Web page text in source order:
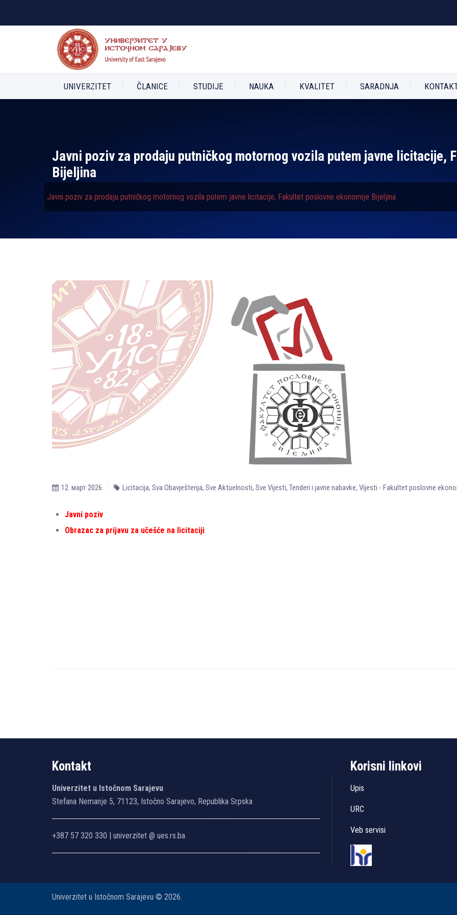
UNIVERZITET ČLANICE STUDIJE NAUKA KVALITET SARADNJA
Javni poziv za prodaju putničkog motornog vozila putem javne licitacije,
Bijelјina
Javni poziv za prodaju putničkog motornog vozila putem javne licitacije, Fakultet poslovne ekonomije Bijelјina
12. март 2026. Licitacija, Sva Obavještenja, Sve Aktuelnosti, Sve Vijesti, Tenderi i javne nabavke, Vijesti - Fakultet poslovne
Javni poziv
Obrazac za prijavu za učešće na licitaciji
Kontakt
Univerzitet u Istočnom Sarajevu
Stefana Nemanje 5, 71123, Istočno Sarajevo, Republika Srpska
+387 57 320 330 | univerzitet @ ues.rs.ba
Korisni linkovi
Upis
URC
Veb servisi
Univerzitet u Istočnom Sarajevu © 2026.